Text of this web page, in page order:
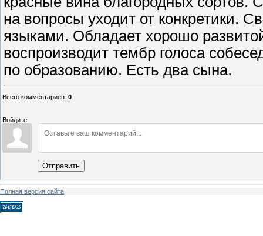
Всего комментариев: 0
Войдите:
Отправить
Полная версия сайта